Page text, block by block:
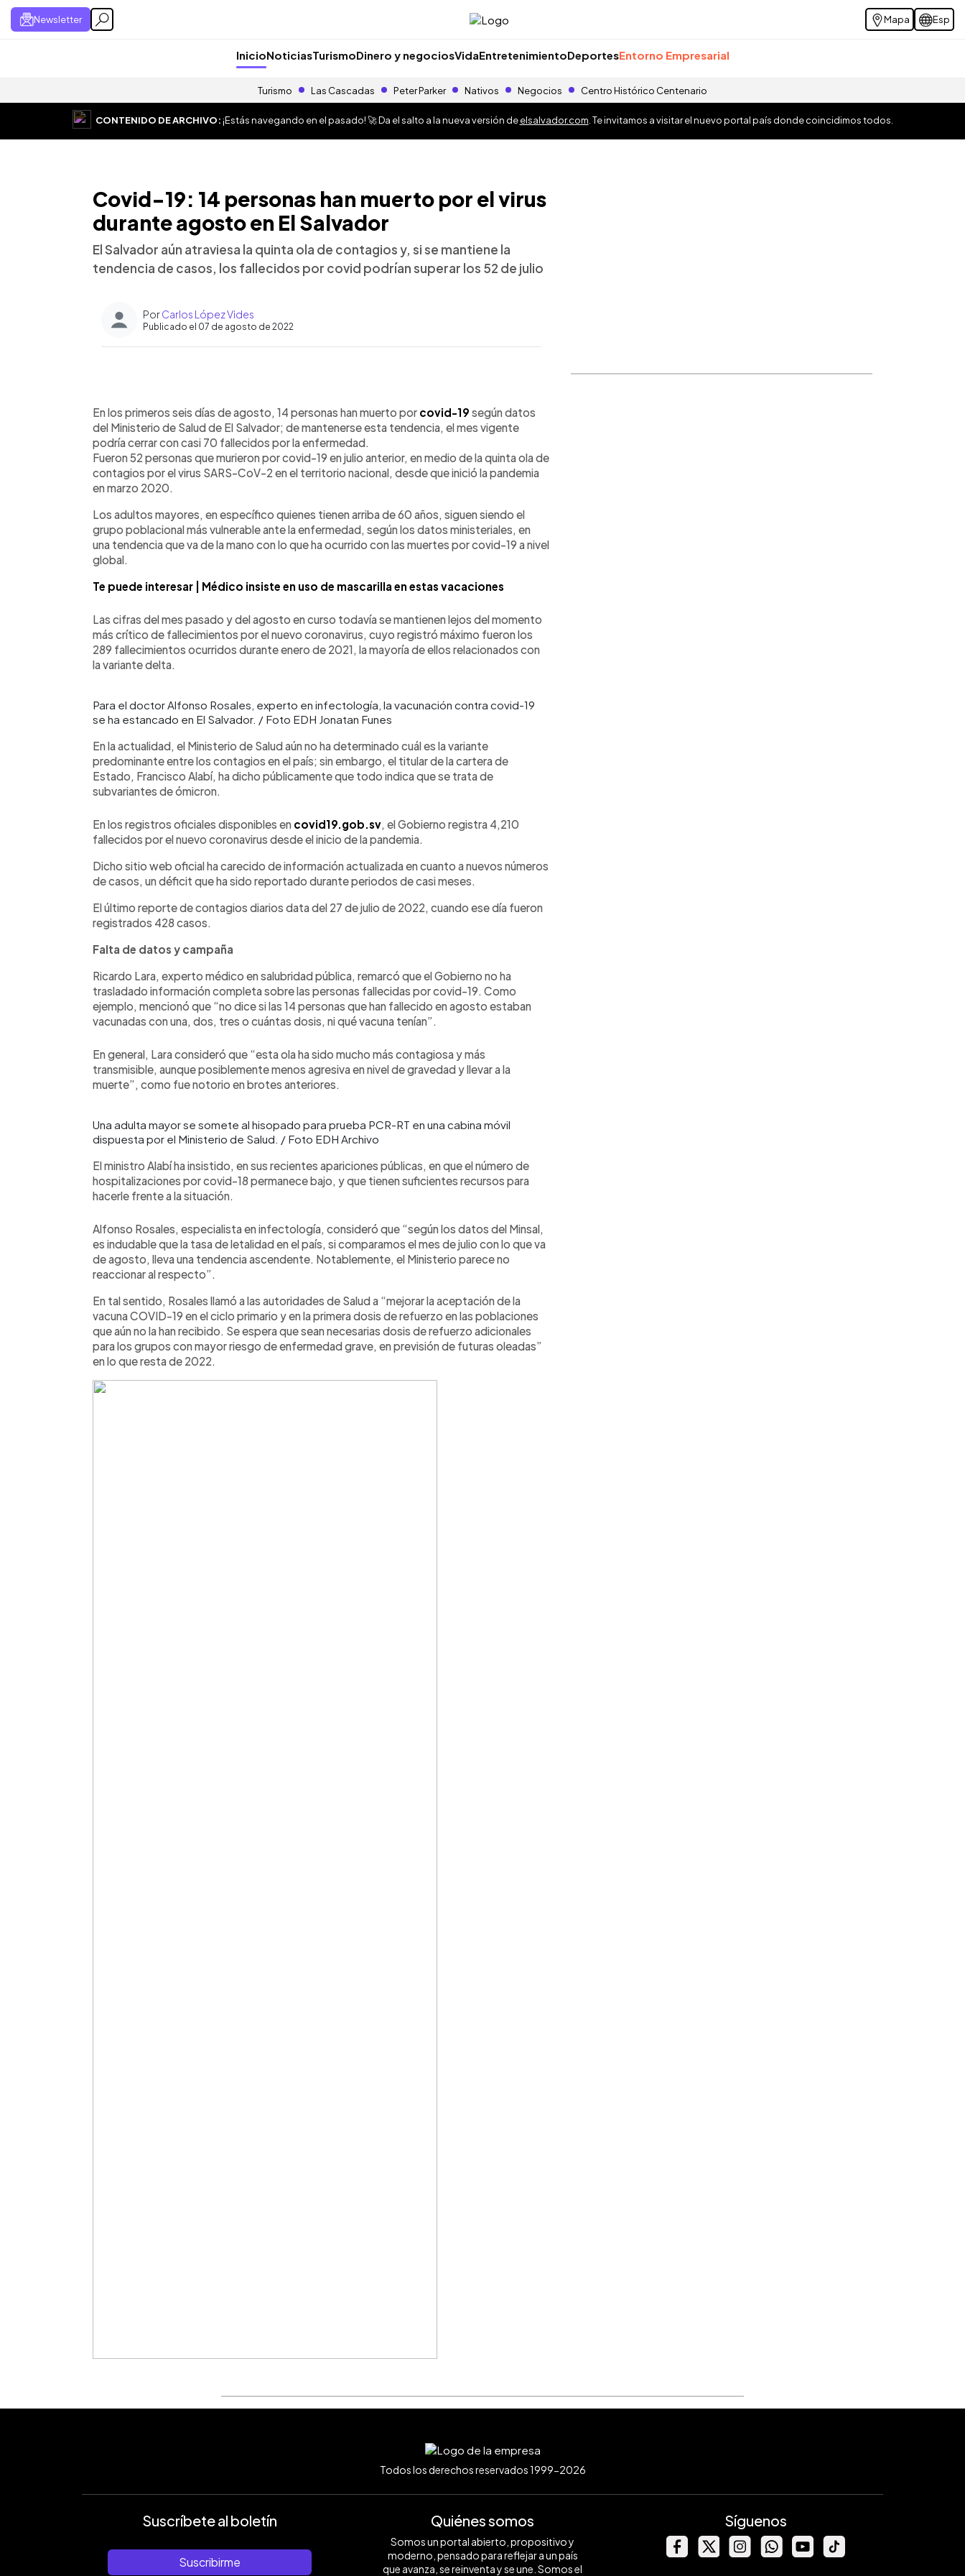
Newsletter Mapa Esp
InicioNoticiasTurismoDinero y negociosVidaEntretenimientoDeportesEntorno Empresarial
Turismo Las Cascadas Peter Parker Nativos Negocios Centro Histórico Centenario
CONTENIDO DE ARCHIVO:¡Estás navegando en el pasado! 🚀 Da el salto a la nueva versión deelsalvador.com . Te invitamos a visitar el nuevo portal país donde coincidimos todos.
Covid-19: 14 personas han muerto por el virus
durante agosto en El Salvador
El Salvador aún atraviesa la quinta ola de contagios y, si se mantiene la
tendencia de casos, los fallecidos por covid podrían superar los 52 de julio
PorCarlos López Vides
Publicado el 07 de agosto de 2022
► Escuchar artículo
En los primeros seis días de agosto, 14 personas han muerto por covid-19 según datos
del Ministerio de Salud de El Salvador; de mantenerse esta tendencia, el mes vigente
podría cerrar con casi 70 fallecidos por la enfermedad.
Fueron 52 personas que murieron por covid-19 en julio anterior, en medio de la quinta ola de
contagios por el virus SARS-CoV-2 en el territorio nacional, desde que inició la pandemia
en marzo 2020.
Los adultos mayores, en específico quienes tienen arriba de 60 años, siguen siendo el
grupo poblacional más vulnerable ante la enfermedad, según los datos ministeriales, en
una tendencia que va de la mano con lo que ha ocurrido con las muertes por covid-19 a nivel
global.
Te puede interesar | Médico insiste en uso de mascarilla en estas vacaciones
Las cifras del mes pasado y del agosto en curso todavía se mantienen lejos del momento
más crítico de fallecimientos por el nuevo coronavirus, cuyo registró máximo fueron los
289 fallecimientos ocurridos durante enero de 2021, la mayoría de ellos relacionados con
la variante delta.
Para el doctor Alfonso Rosales, experto en infectología, la vacunación contra covid-19
se ha estancado en El Salvador. / Foto EDH Jonatan Funes
En la actualidad, el Ministerio de Salud aún no ha determinado cuál es la variante
predominante entre los contagios en el país; sin embargo, el titular de la cartera de
Estado, Francisco Alabí, ha dicho públicamente que todo indica que se trata de
subvariantes de ómicron.
En los registros oficiales disponibles en covid19.gob.sv, el Gobierno registra 4,210
fallecidos por el nuevo coronavirus desde el inicio de la pandemia.
Dicho sitio web oficial ha carecido de información actualizada en cuanto a nuevos números
de casos, un déficit que ha sido reportado durante periodos de casi meses.
El último reporte de contagios diarios data del 27 de julio de 2022, cuando ese día fueron
registrados 428 casos.
Falta de datos y campaña
Ricardo Lara, experto médico en salubridad pública, remarcó que el Gobierno no ha
trasladado información completa sobre las personas fallecidas por covid-19. Como
ejemplo, mencionó que “no dice si las 14 personas que han fallecido en agosto estaban
vacunadas con una, dos, tres o cuántas dosis, ni qué vacuna tenían”.
En general, Lara consideró que “esta ola ha sido mucho más contagiosa y más
transmisible, aunque posiblemente menos agresiva en nivel de gravedad y llevar a la
muerte”, como fue notorio en brotes anteriores.
Una adulta mayor se somete al hisopado para prueba PCR-RT en una cabina móvil
dispuesta por el Ministerio de Salud. / Foto EDH Archivo
El ministro Alabí ha insistido, en sus recientes apariciones públicas, en que el número de
hospitalizaciones por covid-18 permanece bajo, y que tienen suficientes recursos para
hacerle frente a la situación.
Alfonso Rosales, especialista en infectología, consideró que “según los datos del Minsal,
es indudable que la tasa de letalidad en el país, si comparamos el mes de julio con lo que va
de agosto, lleva una tendencia ascendente. Notablemente, el Ministerio parece no
reaccionar al respecto”.
En tal sentido, Rosales llamó a las autoridades de Salud a “mejorar la aceptación de la
vacuna COVID-19 en el ciclo primario y en la primera dosis de refuerzo en las poblaciones
que aún no la han recibido. Se espera que sean necesarias dosis de refuerzo adicionales
para los grupos con mayor riesgo de enfermedad grave, en previsión de futuras oleadas”
en lo que resta de 2022.
Todos los derechos reservados 1999-2026
Suscríbete al boletín
Suscribirme
Quiénes somos
Somos un portal abierto, propositivo y
moderno, pensado para reflejar a un país
que avanza, se reinventa y se une. Somos el
Síguenos